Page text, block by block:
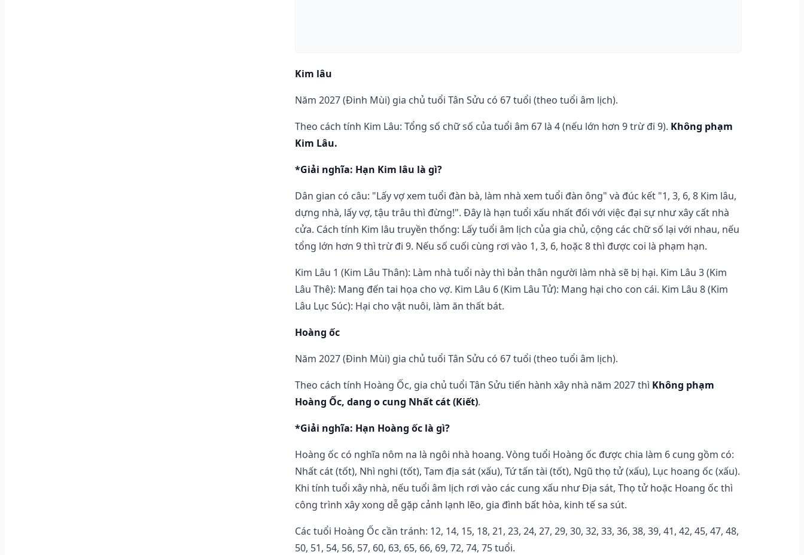
Kim lâu
Năm 2027 (Đinh Mùi) gia chủ tuổi Tân Sửu có 67 tuổi (theo tuổi âm lịch).
Theo cách tính Kim Lâu: Tổng số chữ số của tuổi âm 67 là 4 (nếu lớn hơn 9 trừ đi 9). Không phạm
Kim Lâu.
*Giải nghĩa: Hạn Kim lâu là gì?
Dân gian có câu: "Lấy vợ xem tuổi đàn bà, làm nhà xem tuổi đàn ông" và đúc kết "1, 3, 6, 8 Kim lâu,
dựng nhà, lấy vợ, tậu trâu thì đừng!". Đây là hạn tuổi xấu nhất đối với việc đại sự như xây cất nhà
cửa. Cách tính Kim lâu truyền thống: Lấy tuổi âm lịch của gia chủ, cộng các chữ số lại với nhau, nếu
tổng lớn hơn 9 thì trừ đi 9. Nếu số cuối cùng rơi vào 1, 3, 6, hoặc 8 thì được coi là phạm hạn.
Kim Lâu 1 (Kim Lâu Thân): Làm nhà tuổi này thì bản thân người làm nhà sẽ bị hại. Kim Lâu 3 (Kim
Lâu Thê): Mang đến tai họa cho vợ. Kim Lâu 6 (Kim Lâu Tử): Mang hại cho con cái. Kim Lâu 8 (Kim
Lâu Lục Súc): Hại cho vật nuôi, làm ăn thất bát.
Hoàng ốc
Năm 2027 (Đinh Mùi) gia chủ tuổi Tân Sửu có 67 tuổi (theo tuổi âm lịch).
Theo cách tính Hoàng Ốc, gia chủ tuổi Tân Sửu tiến hành xây nhà năm 2027 thì Không phạm
Hoàng Ốc, dang o cung Nhất cát (Kiết).
*Giải nghĩa: Hạn Hoàng ốc là gì?
Hoàng ốc có nghĩa nôm na là ngôi nhà hoang. Vòng tuổi Hoàng ốc được chia làm 6 cung gồm có:
Nhất cát (tốt), Nhì nghi (tốt), Tam địa sát (xấu), Tứ tấn tài (tốt), Ngũ thọ tử (xấu), Lục hoang ốc (xấu).
Khi tính tuổi xây nhà, nếu tuổi âm lịch rơi vào các cung xấu như Địa sát, Thọ tử hoặc Hoang ốc thì
công trình xây xong dễ gặp cảnh lạnh lẽo, gia đình bất hòa, kinh tế sa sút.
Các tuổi Hoàng Ốc cần tránh: 12, 14, 15, 18, 21, 23, 24, 27, 29, 30, 32, 33, 36, 38, 39, 41, 42, 45, 47, 48,
50, 51, 54, 56, 57, 60, 63, 65, 66, 69, 72, 74, 75 tuổi.